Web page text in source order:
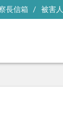
長信箱 被害